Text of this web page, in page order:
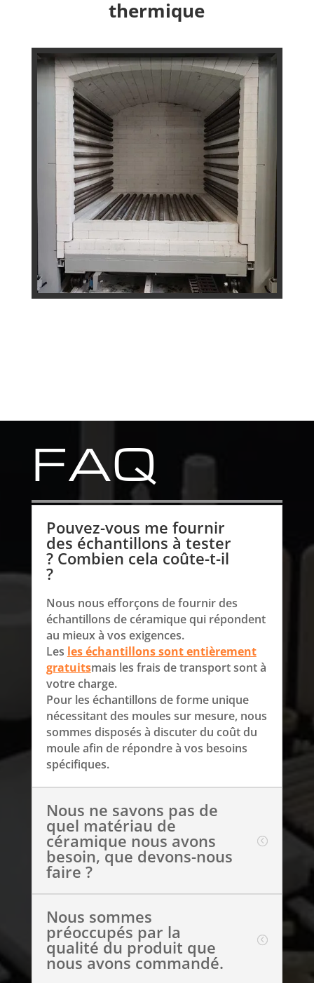
thermique
FAQ
Pouvez-vous me fournir
des échantillons à tester
? Combien cela coûte-t-il
?
Nous nous efforçons de fournir des
échantillons de céramique qui répondent
au mieux à vos exigences.
Les les échantillons sont entièrement
gratuitsmais les frais de transport sont à
votre charge.
Pour les échantillons de forme unique
nécessitant des moules sur mesure, nous
sommes disposés à discuter du coût du
moule afin de répondre à vos besoins
spécifiques.
Nous ne savons pas de
quel matériau de
céramique nous avons
besoin, que devons-nous
faire ?
Nous sommes
préoccupés par la
qualité du produit que
nous avons commandé.